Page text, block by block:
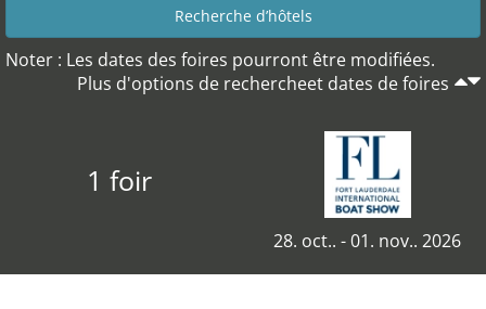
Noter : Les dates des foires pourront être modifiées.
Plus d'options de rechercheet dates de foires
1 foir
28. oct.. - 01. nov.. 2026